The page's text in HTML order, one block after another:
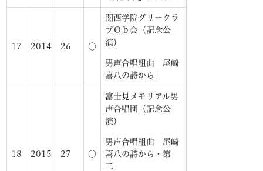
17 2014 26 ○
関西学院グリークラ
ブＯｂ会（記念公
演）
男声合唱組曲「尾崎
喜八の詩から」
18 2015 27 ○
富士見メモリアル男
声合唱団（記念公
演）
男声合唱組曲「尾崎
喜八の詩から・第
二」